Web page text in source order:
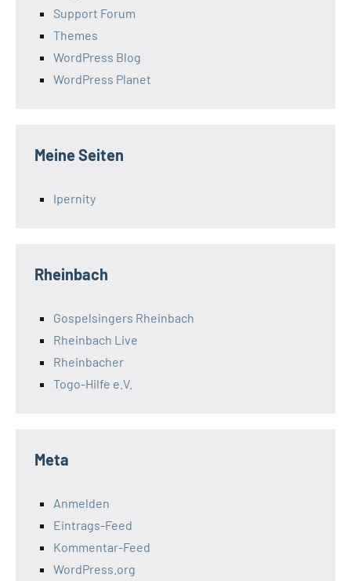
Support Forum
Themes
WordPress Blog
WordPress Planet
Meine Seiten
Ipernity
Rheinbach
Gospelsingers Rheinbach
Rheinbach Live
Rheinbacher
Togo-Hilfe e.V.
Meta
Anmelden
Eintrags-Feed
Kommentar-Feed
WordPress.org